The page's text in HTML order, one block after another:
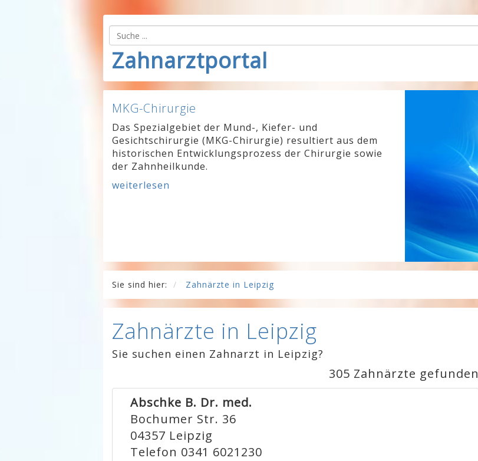
Zahnarztportal
MKG-Chirurgie
Das Spezialgebiet der Mund-, Kiefer- und
Gesichtschirurgie (MKG-Chirurgie) resultiert aus dem
historischen Entwicklungsprozess der Chirurgie sowie
der Zahnheilkunde.
weiterlesen
Sie sind hier: Zahnärzte in Leipzig
Zahnärzte in Leipzig
Sie suchen einen Zahnarzt in Leipzig?
305 Zahnärzte gefunden
Abschke B. Dr. med.
Bochumer Str. 36
04357 Leipzig
Telefon 0341 6021230